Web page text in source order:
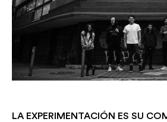
LA EXPERIMENTACIÓN ES SU